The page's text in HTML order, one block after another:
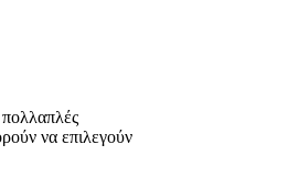
πολλαπλές
να επιλεγούν